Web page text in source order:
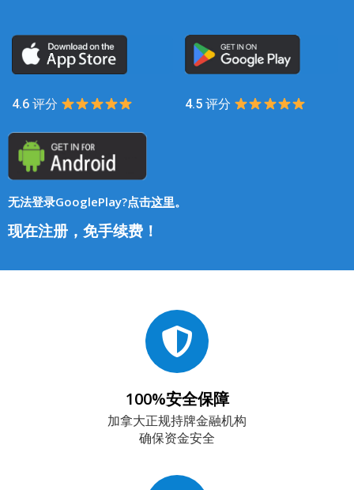
4.6 评分 4.5 评分
无法登录GooglePlay?点击这里。
现在注册，免手续费！
100%安全保障
加拿大正规持牌金融机构
确保资金安全